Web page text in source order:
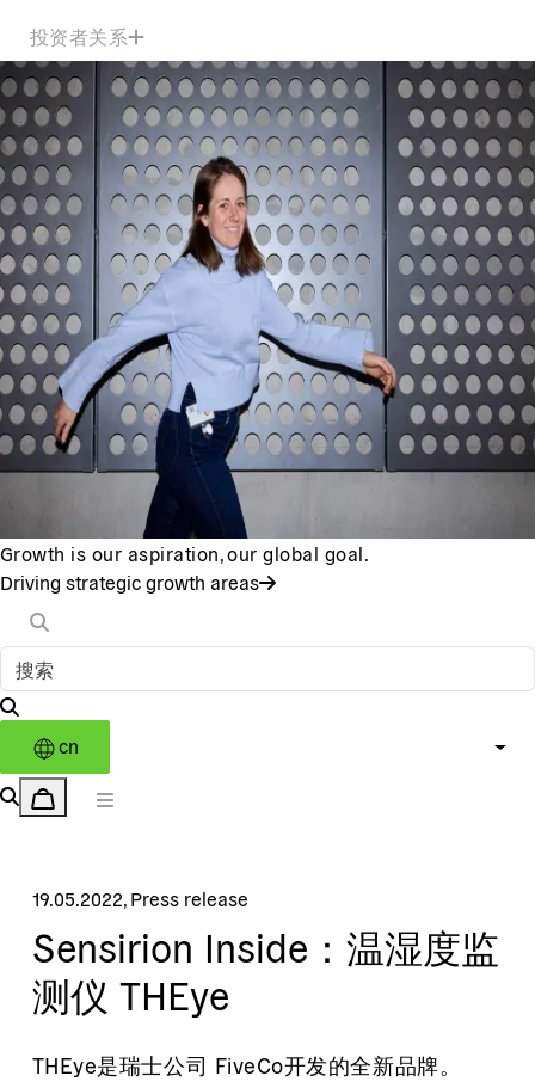
投资者关系
Growth is our aspiration, our global goal.
Driving strategic growth areas
cn
19.05.2022, Press release
Sensirion Inside：温湿度监
测仪 THEye
THEye是瑞士公司 FiveCo开发的全新品牌。